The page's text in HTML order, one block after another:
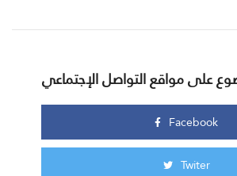
على مواقع التواصل الإجتماعي
Facebook
Twiter